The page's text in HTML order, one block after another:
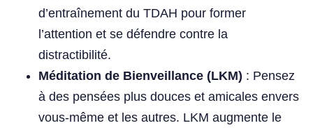
d’entraînement du TDAH pour former
l’attention et se défendre contre la
distractibilité.
Méditation de Bienveillance (LKM) : Pensez
à des pensées plus douces et amicales envers
vous-même et les autres. LKM augmente le